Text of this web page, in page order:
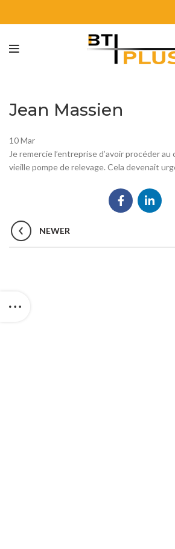
Jean Massien
10Mar
Je remercie l’entreprise d’avoir procéder
vieille pompe de relevage. Cela devenait
NEWER